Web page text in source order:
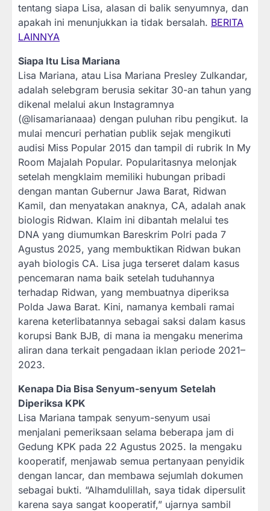
tentang siapa Lisa, alasan di balik senyumnya, dan
apakah ini menunjukkan ia tidak bersalah. BERITA
LAINNYA
Siapa Itu Lisa Mariana
Lisa Mariana, atau Lisa Mariana Presley Zulkandar,
adalah selebgram berusia sekitar 30-an tahun yang
dikenal melalui akun Instagramnya
(@lisamarianaaa) dengan puluhan ribu pengikut. Ia
mulai mencuri perhatian publik sejak mengikuti
audisi Miss Popular 2015 dan tampil di rubrik In My
Room Majalah Popular. Popularitasnya melonjak
setelah mengklaim memiliki hubungan pribadi
dengan mantan Gubernur Jawa Barat, Ridwan
Kamil, dan menyatakan anaknya, CA, adalah anak
biologis Ridwan. Klaim ini dibantah melalui tes
DNA yang diumumkan Bareskrim Polri pada 7
Agustus 2025, yang membuktikan Ridwan bukan
ayah biologis CA. Lisa juga terseret dalam kasus
pencemaran nama baik setelah tuduhannya
terhadap Ridwan, yang membuatnya diperiksa
Polda Jawa Barat. Kini, namanya kembali ramai
karena keterlibatannya sebagai saksi dalam kasus
korupsi Bank BJB, di mana ia mengaku menerima
aliran dana terkait pengadaan iklan periode 2021–
2023.
Kenapa Dia Bisa Senyum-senyum Setelah
Diperiksa KPK
Lisa Mariana tampak senyum-senyum usai
menjalani pemeriksaan selama beberapa jam di
Gedung KPK pada 22 Agustus 2025. Ia mengaku
kooperatif, menjawab semua pertanyaan penyidik
dengan lancar, dan membawa sejumlah dokumen
sebagai bukti. “Alhamdulillah, saya tidak dipersulit
karena saya sangat kooperatif,” ujarnya sambil